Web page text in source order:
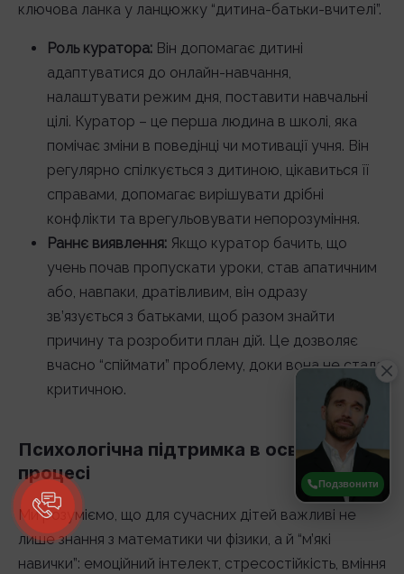
ключова ланка у ланцюжку “дитина-батьки-вчителі”.
Роль куратора: Він допомагає дитині
адаптуватися до онлайн-навчання,
налаштувати режим дня, поставити навчальні
цілі. Куратор – це перша людина в школі, яка
помічає зміни в поведінці чи мотивації учня. Він
регулярно спілкується з дитиною, цікавиться її
справами, допомагає вирішувати дрібні
конфлікти та врегульовувати непорозуміння.
Раннє виявлення: Якщо куратор бачить, що
учень почав пропускати уроки, став апатичним
або, навпаки, дратівливим, він одразу
зв’язується з батьками, щоб разом знайти
причину та розробити план дій. Це дозволяє
вчасно “спіймати” проблему, доки вона не стала
критичною.
Психологічна підтримка в освітньому
процесі
Ми розуміємо, що для сучасних дітей важливі не
лише знання з математики чи фізики, а й “м’які
навички”: емоційний інтелект, стресостійкість, вміння
Подзвонити